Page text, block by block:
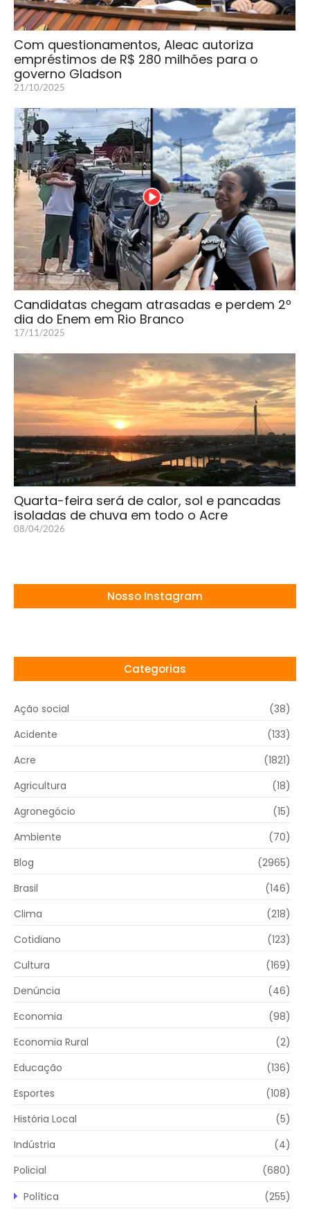
Com questionamentos, Aleac autoriza
empréstimos de R$ 280 milhões para o
governo Gladson
21/10/2025
Candidatas chegam atrasadas e perdem 2º
dia do Enem em Rio Branco
17/11/2025
Quarta-feira será de calor, sol e pancadas
isoladas de chuva em todo o Acre
08/04/2026
Nosso Instagram
Categorias
Ação social
(38)
Acidente
(133)
Acre
(1821)
Agricultura
(18)
Agronegócio
(15)
Ambiente
(70)
Blog
(2965)
Brasil
(146)
Clima
(218)
Cotidiano
(123)
Cultura
(169)
Denúncia
(46)
Economia
(98)
Economia Rural
(2)
Educação
(136)
Esportes
(108)
História Local
(5)
Indústria
(4)
Policial
(680)
Política
(255)